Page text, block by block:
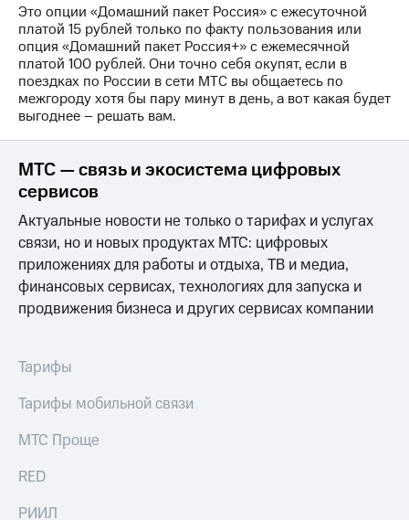
Детям
и родителям
Здоровье
и фитнес
Приложения
от МТС
Акции
Приложения
КИОН
КИОН
Музыка
КИОН
Гудок
Мой
Все
приложения
Инвестиции
Получайте
доход
онлайн
Страхование
Покупка
полисов
онлайн
Скидка 30%
на связь
Накопления
Откладывайте
Это опции «Домашний пакет Россия» с ежесуточной
платой 15 рублей только по факту пользования или
опция «Домашний пакет Россия+» с ежемесячной
платой 100 рублей. Они точно себя окупят, если в
поездках по России в сети МТС вы общаетесь по
межгороду хотя бы пару минут в день, а вот какая будет
выгоднее – решать вам.
МТС — связь и экосистема цифровых
сервисов
Актуальные новости не только о тарифах и услугах
связи, но и новых продуктах МТС: цифровых
приложениях для работы и отдыха, ТВ и медиа,
финансовых сервисах, технологиях для запуска и
продвижения бизнеса и других сервисах компании
Тарифы
Тарифы мобильной связи
МТС Проще
RED
РИИЛ